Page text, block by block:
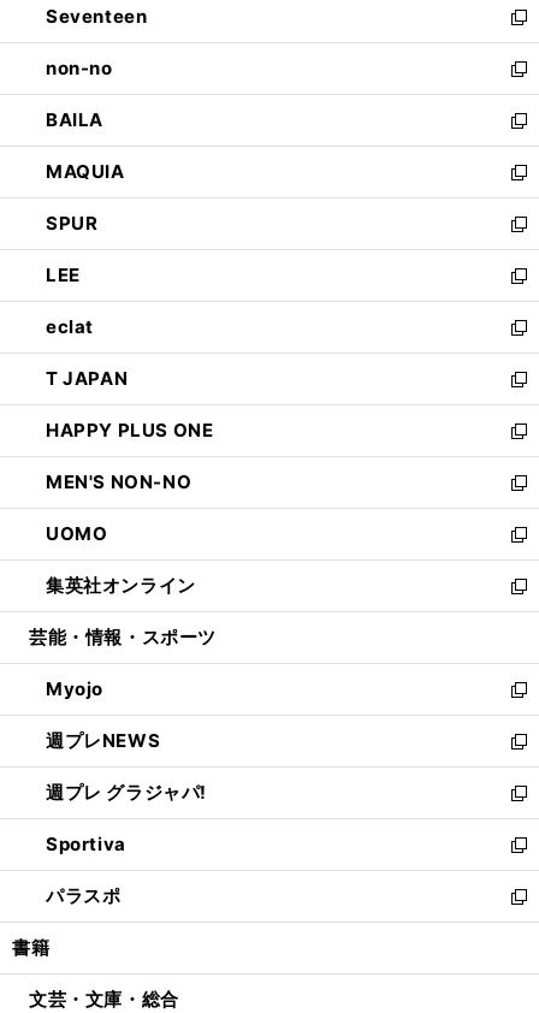
く
で
開
く
ド
ウ
で
開
く
Seventeen
新
し
い
ウ
ィ
ン
ド
ウ
で
開
く
non-no
新
し
い
ウ
ィ
ン
ド
ウ
で
開
く
BAILA
新
し
い
ウ
ィ
ン
ド
ウ
で
開
く
MAQUIA
新
し
い
ウ
ィ
ン
ド
ウ
で
開
く
SPUR
新
し
い
ウ
ィ
ン
ド
ウ
で
開
く
LEE
新
し
い
ウ
ィ
ン
ド
ウ
で
開
く
eclat
新
し
い
ウ
ィ
ン
ド
ウ
で
開
く
T JAPAN
新
し
い
ウ
ィ
ン
ド
ウ
で
開
HAPPY PLUS ONE
新
し
い
ウ
ィ
ン
ド
ウ
開
く
MEN'S NON-NO
新
し
い
ウ
ィ
ン
ウ
で
開
く
UOMO
新
し
い
ウ
ン
ド
ウ
で
開
く
集英社オンライン
新
し
ウ
ィ
ン
ド
ウ
で
開
く
芸能・情報・スポーツ
Myojo
新
し
い
ウ
ィ
ン
ド
ウ
で
開
週プレNEWS
新
し
い
ウ
ィ
ン
ド
ウ
開
週プレ グラジャパ!
新
し
い
ウ
ィ
ン
ウ
Sportiva
新
し
い
ウ
ン
パラスポ
新
し
ウ
書籍
文芸・文庫・総合